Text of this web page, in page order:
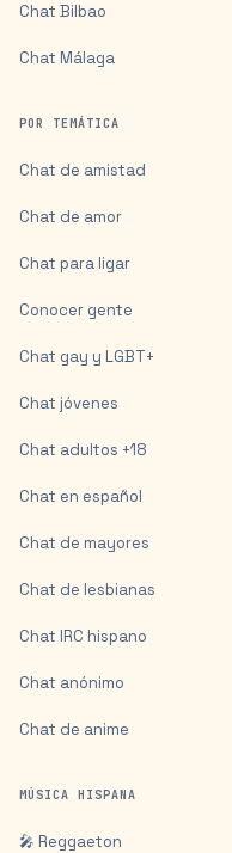
Chat Bilbao
Chat Málaga
POR TEMÁTICA
Chat de amistad
Chat de amor
Chat para ligar
Conocer gente
Chat gay y LGBT+
Chat jóvenes
Chat adultos +18
Chat en español
Chat de mayores
Chat de lesbianas
Chat IRC hispano
Chat anónimo
Chat de anime
MÚSICA HISPANA
🎤 Reggaeton